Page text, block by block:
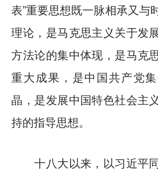
表”重要思想既一脉相承又与
理论，是马克思主义关于发
方法论的集中体现，是马克
重大成果，是中国共产党
晶，是发展中国特色社会主
持的指导思想。
十八大以来，以习近平